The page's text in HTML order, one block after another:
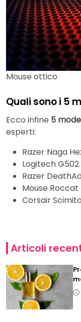
Mouse ottico
Quali sono i 5
Ecco infine 5
esperti:
Razer Naga
Logitech
Razer
Mouse Roccat
Corsair
Articoli